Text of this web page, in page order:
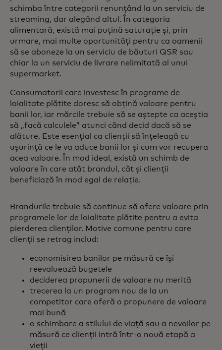
schimba între categorii renunțând la un serviciu de
streaming, dar alegând altul. În categoria
alimentară, există mai puțină saturație și, prin
urmare, mai multe oportunități pentru ca oamenii
să se aboneze la un serviciu de băuturi QSR sau
chiar la un serviciu de livrare nelimitată al unui
supermarket.
Consumatorii care investesc în programe de
loialitate plătite doresc să obțină valoare pentru
banii lor, iar mărcile trebuie să se aștepte ca aceștia
să „facă calculele” atunci când decid dacă să se
alăture. Este esențial ca clienții să înțeleagă cu
ușurință ce le va aduce banii lor și cum vor recupera
acea valoare. În mod ideal, există un schimb de
valoare în care atât brandul, cât și clienții
beneficiază în mod egal de relație.
Brandurile trebuie să continue să ofere valoare prin
programele lor de loialitate plătite pentru a evita
pierderea clienților. Motive comune pentru care
clienții se retrag includ:
economisirea banilor pe măsură ce își
reevaluează bugetele
deciderea propunerii de valoare nu merită
trecerea la un program nou de la un
competitor care oferă o propunere de valoare
mai bună
o schimbare a stilului de viață sau a nevoilor pe
măsură ce clienții intră într-o nouă etapă a
vieții